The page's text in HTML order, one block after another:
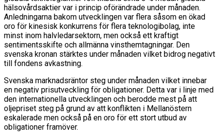
hälsovårdsaktier var i princip oförändrade under månaden.
Anledningarna bakom utvecklingen var flera såsom en ökad
oro för kinesisk konkurrens för flera teknologibolag, inte
minst inom halvledarsektorn, men också ett kraftigt
sentimentsskifte och allmänna vinsthemtagningar. Den
svenska kronan stärktes under månaden vilket bidrog negativt
till fondens avkastning.
Svenska marknadsräntor steg under månaden vilket innebar
en negativ prisutveckling för obligationer. Detta var i linje med
den internationella utvecklingen och berodde mest på att
oljepriset steg på grund av att konflikten i Mellanöstern
eskalerade men också på en oro för ett stort utbud av
obligationer framöver.